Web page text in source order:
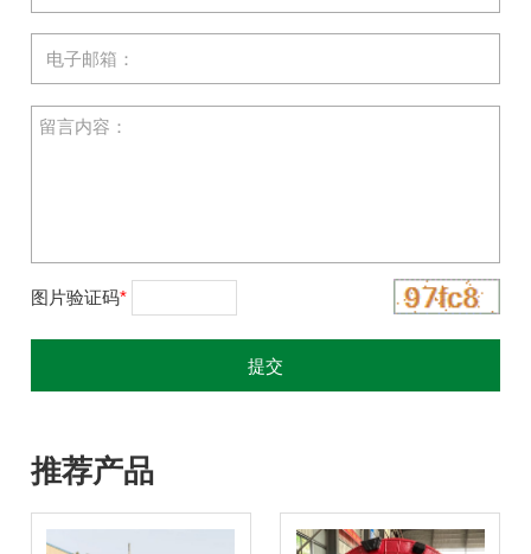
图片验证码*
推荐产品